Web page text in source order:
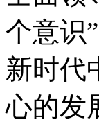
个意识
新时代
心的发